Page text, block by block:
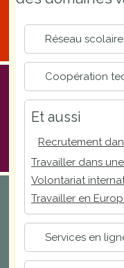
Réseau
Coopération
Et aussi
Recrutement
Travailler dans
Volontariat
Travailler en
Services en